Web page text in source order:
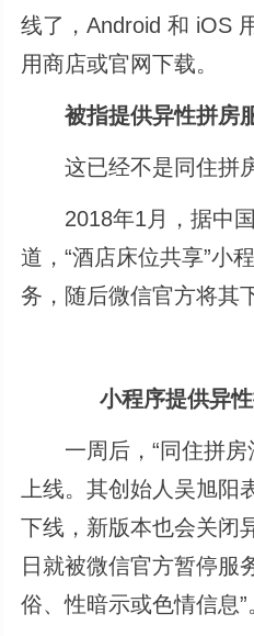
线了，Android 和 iOS
用商店或官网下载。
被指提供异性拼房
这已经不是同住拼房
2018年1月，据中国
道，“酒店床位共享”小
务，随后微信官方将其
小程序提供异性
一周后，“同住拼房
上线。其创始人吴旭阳
下线，新版本也会关闭
日就被微信官方暂停服
俗、性暗示或色情信息”